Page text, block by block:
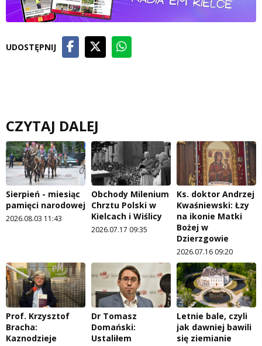
UDOSTĘPNIJ
CZYTAJ DALEJ
Sierpień - miesiąc
pamięci narodowej
2026.08.03 11:43
Obchody Milenium
Chrztu Polski w
Kielcach i Wiślicy
2026.07.17 09:35
Ks. doktor Andrzej
Kwaśniewski: Łzy
na ikonie Matki
Bożej w
Dzierzgowie
2026.07.16 09:20
Prof. Krzysztof
Bracha:
Kaznodzieje
Dr Tomasz
Domański:
Ustaliłem
Letnie bale, czyli
jak dawniej bawili
się ziemianie